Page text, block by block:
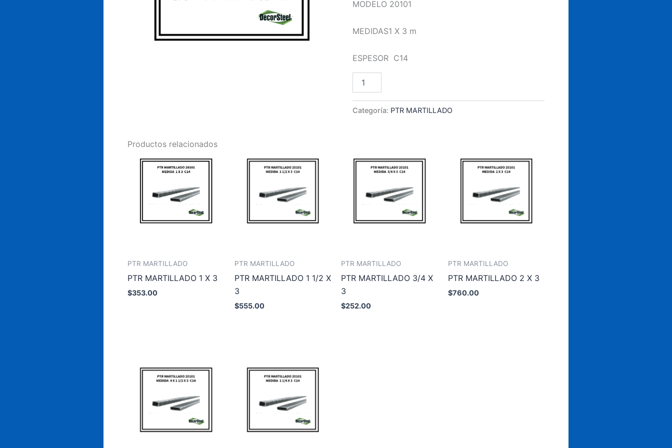
MODELO 20101
MEDIDAS1 X 3 m
ESPESOR C14
MARTILLADO
X
Categoría: PTR MARTILLADO
Productos relacionados
PTR MARTILLADO
PTR MARTILLADO 1 X 3
$353.00
PTR MARTILLADO
PTR MARTILLADO 1 1/2 X
3
$555.00
PTR MARTILLADO
PTR MARTILLADO 3/4 X
3
$252.00
PTR MARTILLADO
PTR MARTILLADO 2 X 3
$760.00